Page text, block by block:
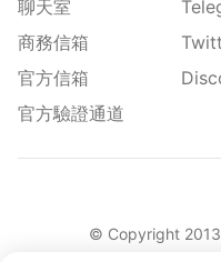
聊天室
商務信箱
官方信箱
官方驗證通道
© Copyright